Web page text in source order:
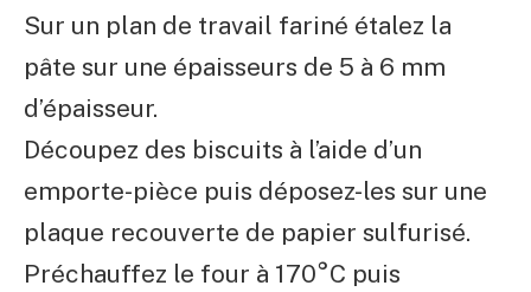
Sur un plan de travail fariné étalez la
pâte sur une épaisseurs de 5 à 6 mm
d’épaisseur.
Découpez des biscuits à l’aide d’un
emporte-pièce puis déposez-les sur une
plaque recouverte de papier sulfurisé.
Préchauffez le four à 170°C puis